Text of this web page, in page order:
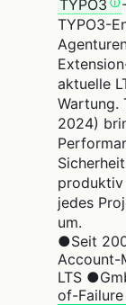
TYPO3
TYPO3-
aktuelle
Wartung.
2024)
produktiv
jedes
um.
●Seit
Account-
LTS ●
of-Failure